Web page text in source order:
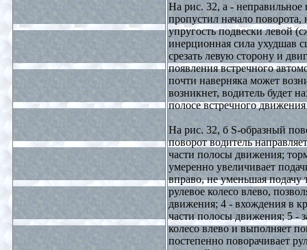
На рис. 32, а - неправильное
пропустил начало поворота,
упругость подвески левой
инерционная сила ухудшав
срезать левую сторону и
появления встречного
почти наверняка может
возникнет, водитель будет
полосе встречного
На рис. 32, б S-образный
поворот водитель
части полосы движения;
умеренно увеличивает
вправо, не уменьшая подачу
рулевое колесо влево,
движения; 4 - вхождения в
части полосы движения; 5 -
колесо влево и выполняет
постепенно поворачивает